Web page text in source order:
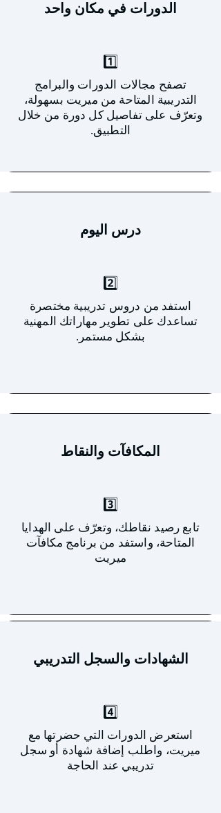
الدورات في مكان واحد
1️⃣
تصفح مجالات الدورات والبرامج
التدريبية المتاحة من ميريت بسهولة،
وتعرّف على تفاصيل كل دورة من خلال
التطبيق.
درس اليوم
2️⃣
استفد من دروس تدريبية مختصرة
تساعدك على تطوير مهاراتك المهنية
بشكل مستمر.
المكافآت والنقاط
3️⃣
تابع رصيد نقاطك، وتعرّف على الهدايا
المتاحة، واستفد من برنامج مكافآت
ميريت
الشهادات والسجل التدريبي
4️⃣
استعرض الدورات التي حضرتها مع
ميريت، واطلب إضافة شهادة أو سجل
تدريبي عند الحاجة